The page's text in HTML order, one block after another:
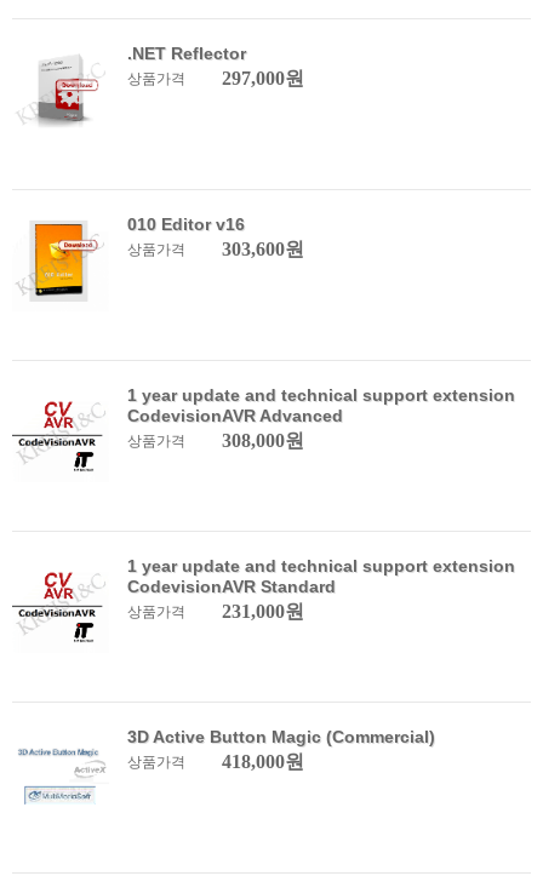
.NET Reflector
상품가격 297,000원
010 Editor v16
상품가격 303,600원
1 year update and technical support extension
CodevisionAVR Advanced
상품가격 308,000원
1 year update and technical support extension
CodevisionAVR Standard
상품가격 231,000원
3D Active Button Magic (Commercial)
상품가격 418,000원